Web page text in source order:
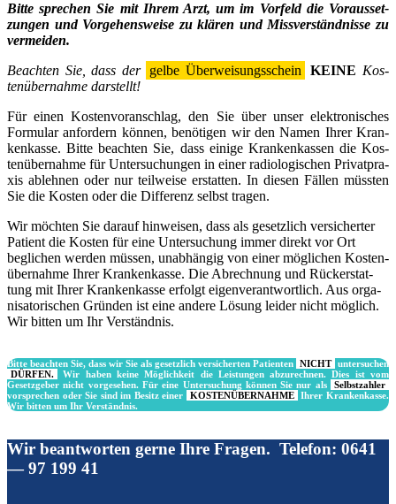
Bit­te spre­chen Sie mit Ihrem Arzt, um im Vor­feld die Vor­aus­set­
zun­gen und Vor­ge­hens­wei­se zu klä­ren und Miss­ver­ständ­nis­se zu
ver­mei­den.
Beach­ten Sie, dass der
gel­be Über­wei­sungs­schein KEINE Kos­
ten­über­nah­me dar­stellt!
Für einen Kos­ten­vor­anschlag, den Sie über unser elek­tro­ni­sches
For­mu­lar anfor­dern kön­nen, benö­ti­gen wir den Namen Ihrer Kran­
ken­kas­se. Bit­te beach­ten Sie, dass eini­ge Kran­ken­kas­sen die Kos­
ten­über­nah­me für Unter­su­chun­gen in einer radio­lo­gi­schen Pri­vat­pra­
xis ableh­nen oder nur teil­wei­se erstat­ten. In die­sen Fäl­len müss­ten
Sie die Kos­ten oder die Dif­fe­renz selbst tra­gen.
Wir möch­ten Sie dar­auf hin­wei­sen, dass als gesetz­lich ver­si­cher­ter
Pati­ent die Kos­ten für eine Unter­su­chung immer direkt vor Ort
begli­chen wer­den müs­sen, unab­hän­gig von einer mög­li­chen Kos­ten­
über­nah­me Ihrer Kran­ken­kas­se. Die Abrech­nung und Rück­erstat­
tung mit Ihrer Kran­ken­kas­se erfolgt eigen­ver­ant­wort­lich. Aus orga­
ni­sa­to­ri­schen Grün­den ist eine ande­re Lösung lei­der nicht mög­lich.
Wir bit­ten um Ihr Ver­ständ­nis.
Bitte beachten Sie, dass wir Sie als gesetzlich versicherten Patienten NICHT untersuchen
DÜRFEN.
Wir haben keine Möglichkeit die Leistungen abzurechnen. Dies ist vom
Gesetzgeber nicht vorgesehen. Für eine Untersuchung können Sie nur als
Selbstzahler
vorsprechen oder Sie sind im Besitz einer
KOSTENÜBERNAHME Ihrer Krankenkasse.
Wir bitten um Ihr Verständnis.
Wir beantworten gerne Ihre Fragen. Telefon: 0641
— 97 199 41